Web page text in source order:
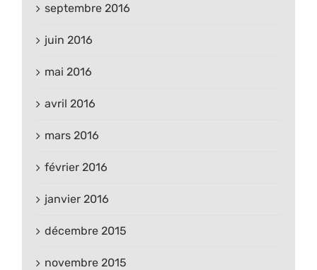
septembre 2016
juin 2016
mai 2016
avril 2016
mars 2016
février 2016
janvier 2016
décembre 2015
novembre 2015